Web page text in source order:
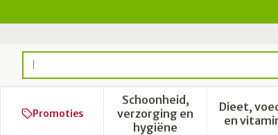
Product, merk, categorie...
Promoties
Schoonheid,
verzorging en
hygiëne
Toon submenu voor
Dieet,
en